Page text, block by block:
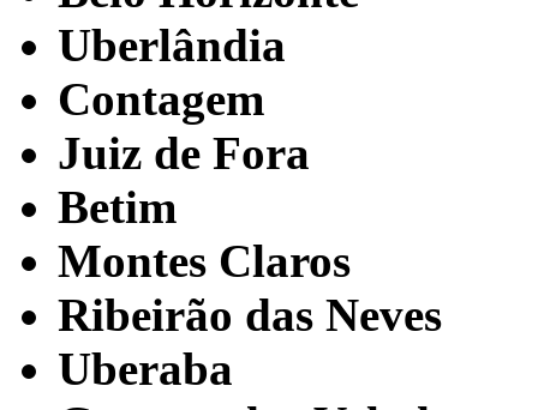
Uberlândia
Contagem
Juiz de Fora
Betim
Montes Claros
Ribeirão das Neves
Uberaba